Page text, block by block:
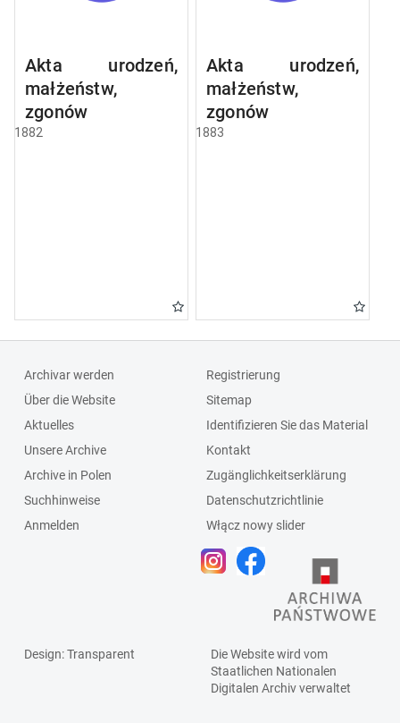
Akta urodzeń,
małżeństw,
zgonów
1882
Akta urodzeń,
małżeństw,
zgonów
1883
Archivar werden
Über die Website
Aktuelles
Unsere Archive
Archive in Polen
Suchhinweise
Anmelden
Registrierung
Sitemap
Identifizieren Sie das Material
Kontakt
Zugänglichkeitserklärung
Datenschutzrichtlinie
Włącz nowy slider
Design: Transparent
Die Website wird vom
Staatlichen Nationalen
Digitalen Archivverwaltet